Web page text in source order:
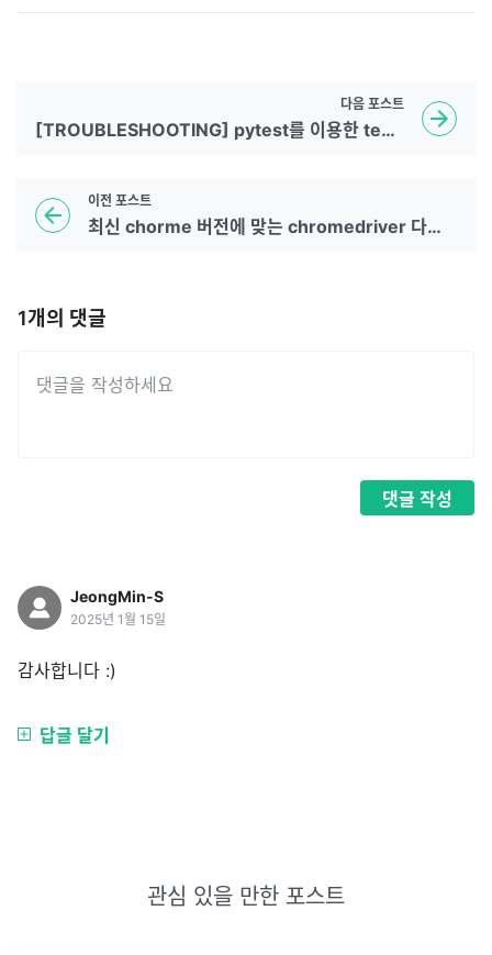
이전 포스트
최신 chorme 버전에 맞는 chromedriver 다운로드
다음 포스트
[TROUBLESHOOTING] pytest를 이용한 test 시 db 연결하기
1개의 댓글
댓글 작성
JeongMin-S
2025년 1월 15일
감사합니다 :)
답글 달기
관심 있을 만한 포스트